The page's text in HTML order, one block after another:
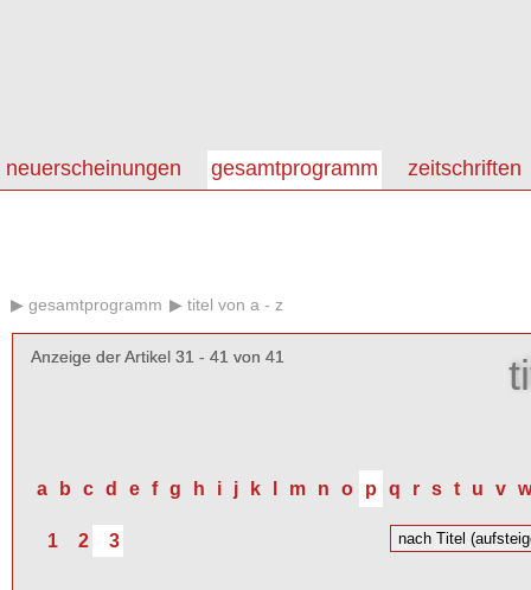
neuerscheinungen gesamtprogramm zeitschriften
gesamtprogramm titel von a - z
a b c d e f g h i j k m n o p q r s t u v w
Anzeige der Artikel 31 - 41 von 41
1 2 3
Anzeige der Artikel 31 - 41 von 41